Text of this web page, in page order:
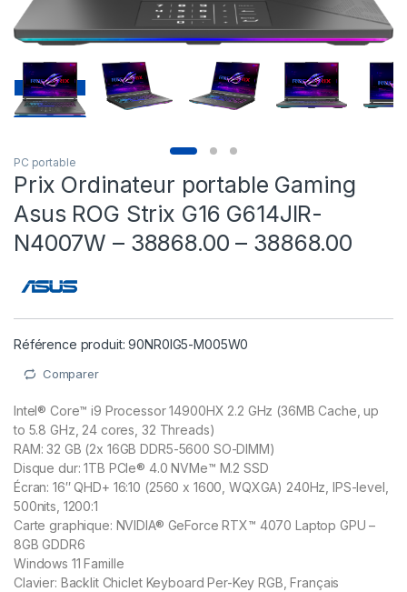
PC portable
Prix Ordinateur portable Gaming
Asus ROG Strix G16 G614JIR-
N4007W – 38868.00 – 38868.00
Référence produit: 90NR0IG5-M005W0
Comparer
Intel® Core™ i9 Processor 14900HX 2.2 GHz (36MB Cache, up
to 5.8 GHz, 24 cores, 32 Threads)
RAM: 32 GB (2x 16GB DDR5-5600 SO-DIMM)
Disque dur: 1TB PCIe® 4.0 NVMe™ M.2 SSD
Écran: 16″ QHD+ 16:10 (2560 x 1600, WQXGA) 240Hz, IPS-level,
500nits, 1200:1
Carte graphique: NVIDIA® GeForce RTX™ 4070 Laptop GPU –
8GB GDDR6
Windows 11 Famille
Clavier: Backlit Chiclet Keyboard Per-Key RGB, Français